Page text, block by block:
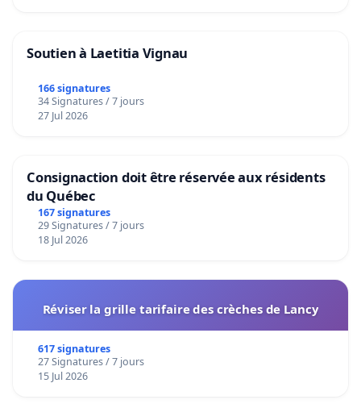
Soutien à Laetitia Vignau
166 signatures
34 Signatures / 7 jours
27 Jul 2026
Consignaction doit être réservée aux résidents
du Québec
167 signatures
29 Signatures / 7 jours
18 Jul 2026
Réviser la grille tarifaire des crèches de Lancy
617 signatures
27 Signatures / 7 jours
15 Jul 2026